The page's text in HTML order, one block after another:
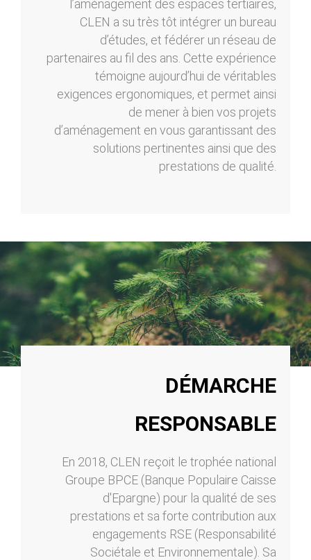
l’aménagement des espaces tertiaires,
CLEN a su très tôt intégrer un bureau
d’études, et fédérer un réseau de
partenaires au fil des ans. Cette expérience
témoigne aujourd’hui de véritables
exigences ergonomiques, et permet ainsi
de mener à bien vos projets
d’aménagement en vous garantissant des
solutions pertinentes ainsi que des
prestations de qualité.
DÉMARCHE
RESPONSABLE
En 2018, CLEN reçoit le trophée national
Groupe BPCE (Banque Populaire Caisse
d'Epargne) pour la qualité de ses
prestations et sa forte contribution aux
engagements RSE (Responsabilité
Sociétale et Environnementale). Sa